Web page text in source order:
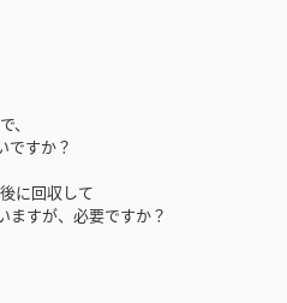
ですか？
に回収して
ますが、必要ですか？